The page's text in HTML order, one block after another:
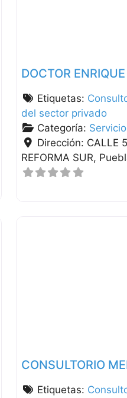
DOCTOR
Etiquetas:
del sector privado
Categoría:
Dirección: CALLE
REFORMA SUR
CONSULTORIO
Etiquetas: